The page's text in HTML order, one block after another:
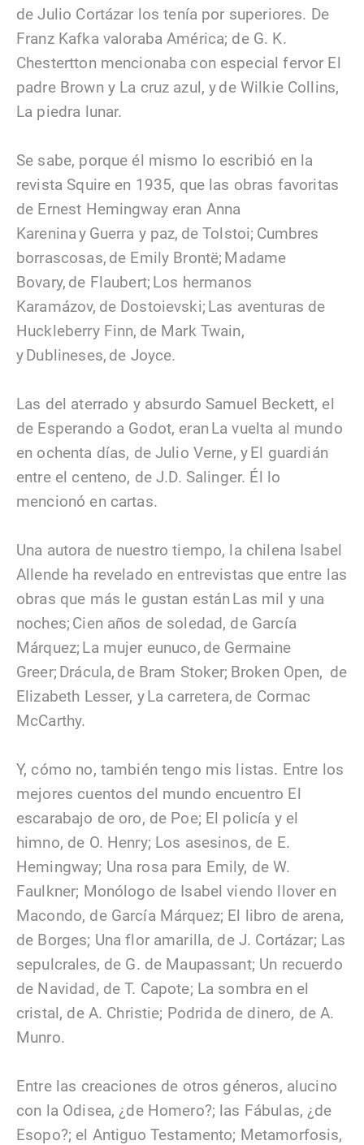
de Julio Cortázar los tenía por superiores. De
Franz Kafka valoraba América; de G. K.
Chestertton mencionaba con especial fervor El
padre Brown y La cruz azul, y de Wilkie Collins,
La piedra lunar.
Se sabe, porque él mismo lo escribió en la
revista Squire en 1935, que las obras favoritas
de Ernest Hemingway eran Anna
Karenina y Guerra y paz, de Tolstoi; Cumbres
borrascosas, de Emily Brontë; Madame
Bovary, de Flaubert; Los hermanos
Karamázov, de Dostoievski; Las aventuras de
Huckleberry Finn, de Mark Twain,
y Dublineses, de Joyce.
Las del aterrado y absurdo Samuel Beckett, el
de Esperando a Godot, eran La vuelta al mundo
en ochenta días, de Julio Verne, y El guardián
entre el centeno, de J.D. Salinger. Él lo
mencionó en cartas.
Una autora de nuestro tiempo, la chilena Isabel
Allende ha revelado en entrevistas que entre las
obras que más le gustan están Las mil y una
noches; Cien años de soledad, de García
Márquez; La mujer eunuco, de Germaine
Greer; Drácula, de Bram Stoker; Broken Open, de
Elizabeth Lesser, y La carretera, de Cormac
McCarthy.
Y, cómo no, también tengo mis listas. Entre los
mejores cuentos del mundo encuentro El
escarabajo de oro, de Poe; El policía y el
himno, de O. Henry; Los asesinos, de E.
Hemingway; Una rosa para Emily, de W.
Faulkner; Monólogo de Isabel viendo llover en
Macondo, de García Márquez; El libro de arena,
de Borges; Una flor amarilla, de J. Cortázar; Las
sepulcrales, de G. de Maupassant; Un recuerdo
de Navidad, de T. Capote; La sombra en el
cristal, de A. Christie; Podrida de dinero, de A.
Munro.
Entre las creaciones de otros géneros, alucino
con la Odisea, ¿de Homero?; las Fábulas, ¿de
Esopo?; el Antiguo Testamento; Metamorfosis,